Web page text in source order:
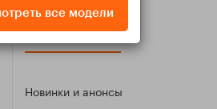
КАТЕГОРИИ
Новинки и анонсы
все модели